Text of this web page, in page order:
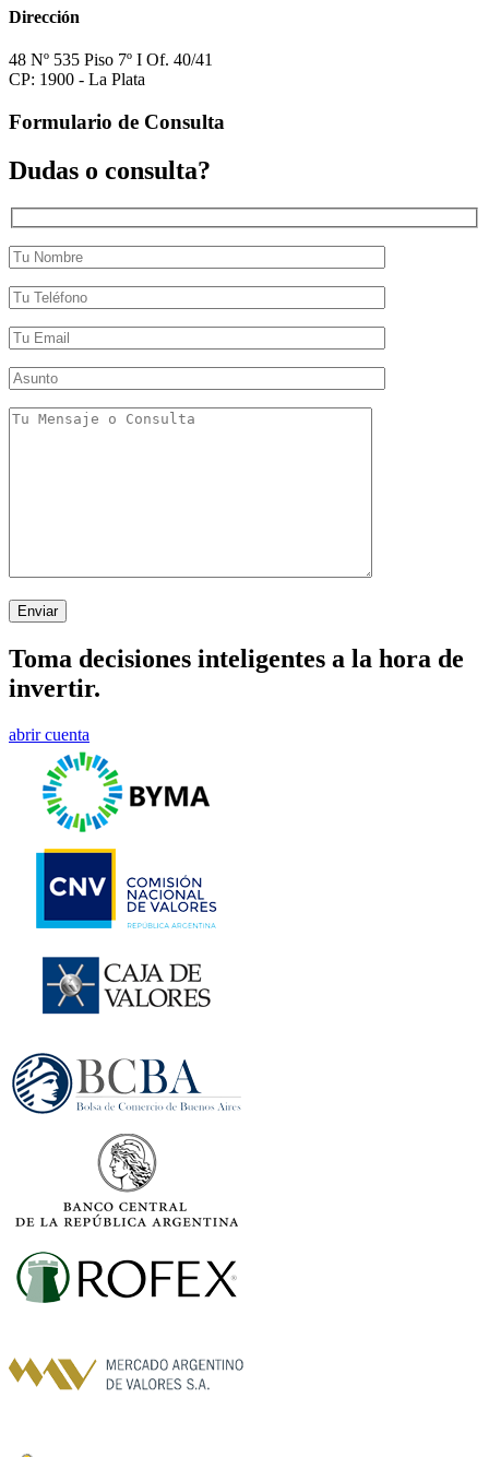
Dirección
48 Nº 535 Piso 7º I Of. 40/41
CP: 1900 - La Plata
Formulario de Consulta
Dudas o consulta?
Toma decisiones inteligentes a la hora de
invertir.
abrir cuenta